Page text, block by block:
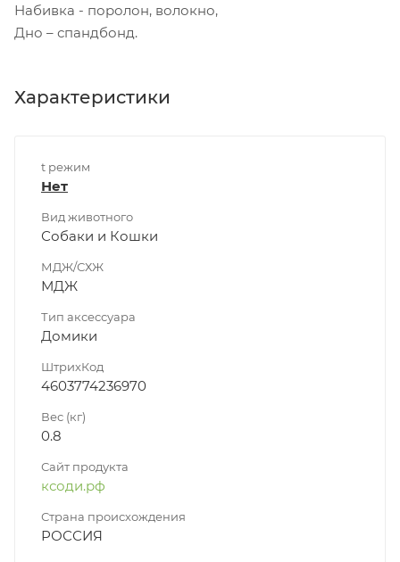
Набивка - поролон, волокно,
Дно – спандбонд.
Характеристики
t режим
Нет
Вид животного
Собаки и Кошки
МДЖ/СХЖ
МДЖ
Тип аксессуара
Домики
ШтрихКод
4603774236970
Вес (кг)
0.8
Сайт продукта
ксоди.рф
Страна происхождения
РОССИЯ